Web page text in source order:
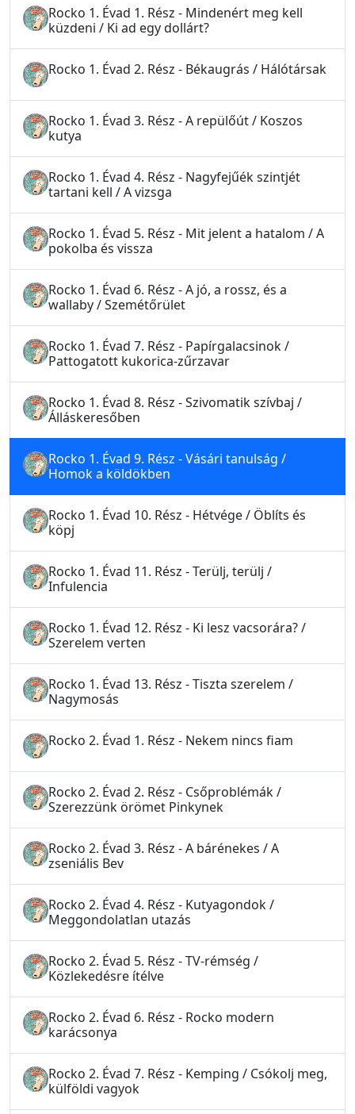
Rocko 1. Évad 1. Rész - Mindenért meg kell
küzdeni / Ki ad egy dollárt?
Rocko 1. Évad 2. Rész - Békaugrás / Hálótársak
Rocko 1. Évad 3. Rész - A repülőút / Koszos
kutya
Rocko 1. Évad 4. Rész - Nagyfejűék szintjét
tartani kell / A vizsga
Rocko 1. Évad 5. Rész - Mit jelent a hatalom / A
pokolba és vissza
Rocko 1. Évad 6. Rész - A jó, a rossz, és a
wallaby / Szemétőrület
Rocko 1. Évad 7. Rész - Papírgalacsinok /
Pattogatott kukorica-zűrzavar
Rocko 1. Évad 8. Rész - Szivomatik szívbaj /
Álláskeresőben
Rocko 1. Évad 9. Rész - Vásári tanulság /
Homok a köldökben
Rocko 1. Évad 10. Rész - Hétvége / Öblíts és
köpj
Rocko 1. Évad 11. Rész - Terülj, terülj /
Infulencia
Rocko 1. Évad 12. Rész - Ki lesz vacsorára? /
Szerelem verten
Rocko 1. Évad 13. Rész - Tiszta szerelem /
Nagymosás
Rocko 2. Évad 1. Rész - Nekem nincs fiam
Rocko 2. Évad 2. Rész - Csőproblémák /
Szerezzünk örömet Pinkynek
Rocko 2. Évad 3. Rész - A bárénekes / A
zseniális Bev
Rocko 2. Évad 4. Rész - Kutyagondok /
Meggondolatlan utazás
Rocko 2. Évad 5. Rész - TV-rémség /
Közlekedésre ítélve
Rocko 2. Évad 6. Rész - Rocko modern
karácsonya
Rocko 2. Évad 7. Rész - Kemping / Csókolj meg,
külföldi vagyok